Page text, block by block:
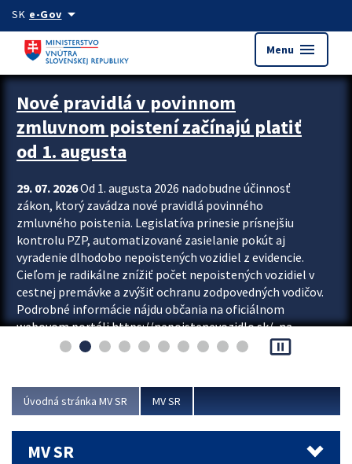
Preskocit na hlavný obsah
SK e-Govarrow_drop_down
Menu menu
Zastavit automatický posun upútavok
Nové pravidlá v povinnom
zmluvnom poistení začínajú platiť
od 1. augusta
29. 07. 2026Od 1. augusta 2026 nadobudne účinnosť
zákon, ktorý zavádza nové pravidlá povinného
zmluvného poistenia. Legislatíva prinesie prísnejšiu
kontrolu PZP, automatizované zasielanie pokút aj
vyradenie dlhodobo nepoistených vozidiel z evidencie.
Cieľom je radikálne znížiť počet nepoistených vozidiel v
cestnej premávke a zvýšiť ochranu zodpovedných vodičov.
Podrobné informácie nájdu občania na oficiálnom
webovom portáli https://nepoistenevozidlo.sk/, na
ktorom od augusta pribudne aj možnosť overiť si...
pause_presentation
Úvodná stránka MV SR MV SR
MV SR